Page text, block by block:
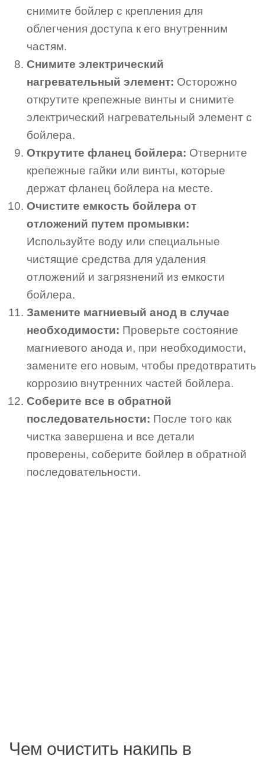
снимите бойлер с крепления для
облегчения доступа к его внутренним
частям.
Снимите электрический
нагревательный элемент: Осторожно
открутите крепежные винты и снимите
электрический нагревательный элемент с
бойлера.
Открутите фланец бойлера: Отверните
крепежные гайки или винты, которые
держат фланец бойлера на месте.
Очистите емкость бойлера от
отложений путем промывки:
Используйте воду или специальные
чистящие средства для удаления
отложений и загрязнений из емкости
бойлера.
Замените магниевый анод в случае
необходимости: Проверьте состояние
магниевого анода и, при необходимости,
замените его новым, чтобы предотвратить
коррозию внутренних частей бойлера.
Соберите все в обратной
последовательности: После того как
чистка завершена и все детали
проверены, соберите бойлер в обратной
последовательности.
Чем очистить накипь в